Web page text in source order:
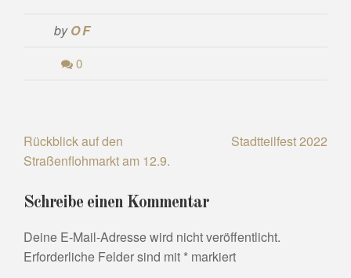
byOF
0
Beitragsnavigation
Rückblick auf den
Straßenflohmarkt am 12.9.
Stadtteilfest 2022
Schreibe einen Kommentar
Deine E-Mail-Adresse wird nicht veröffentlicht.
Erforderliche Felder sind mit * markiert